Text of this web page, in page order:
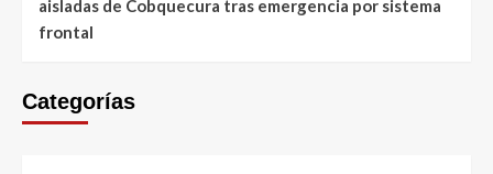
aisladas de Cobquecura tras emergencia por sistema
frontal
Categorías